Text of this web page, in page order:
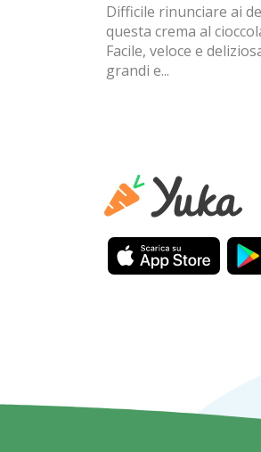
Difficile rinunciare ai
questa crema al
Facile, veloce e
grandi e...